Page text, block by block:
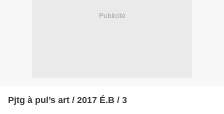
Publicité
Pjtg à pul’s art / 2017 É.B / 3